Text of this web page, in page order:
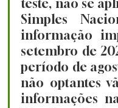
teste, não se
Simples
informação
setembro de
período de
não optantes
informações